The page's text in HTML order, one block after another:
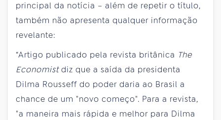
principal da notícia – além de repetir o título,
também não apresenta qualquer informação
revelante:
“Artigo publicado pela revista britânica The
Economistdiz que a saída da presidenta
Dilma Rousseff do poder daria ao Brasil a
chance de um "novo começo". Para a revista,
"a maneira mais rápida e melhor para Dilma